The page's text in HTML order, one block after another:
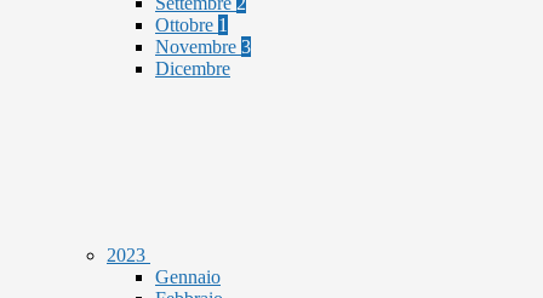
Ottobre 1
Novembre 3
Dicembre
2023
Gennaio